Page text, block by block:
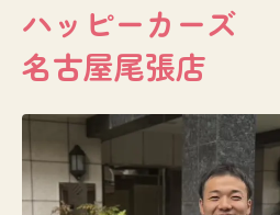
ハッピーカーズ
名古屋尾張店